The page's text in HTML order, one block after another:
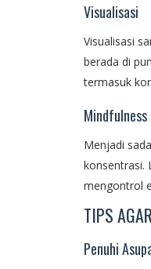
Visualisasi
Visualisasi
berada di
termasuk
Mindfulness
Menjadi
konsentrasi.
mengontrol
TIPS
Penuhi